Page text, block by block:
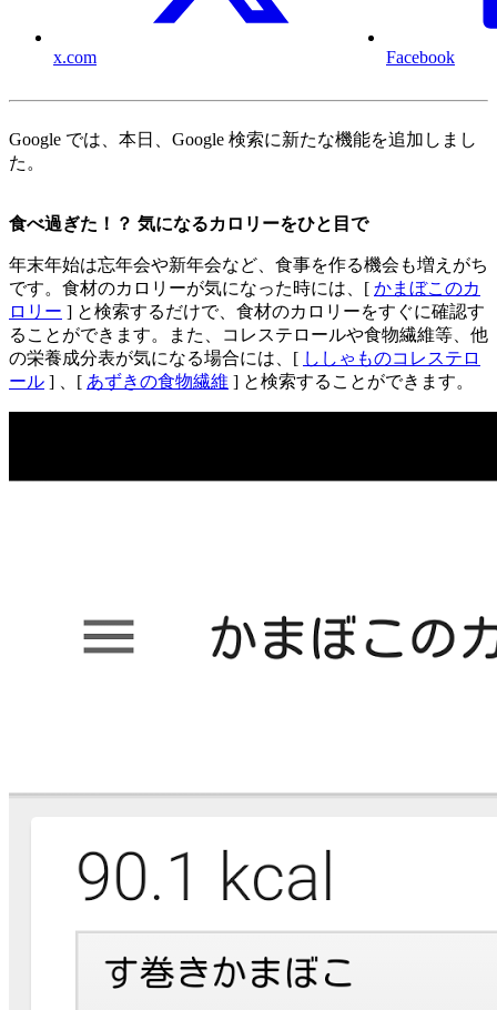
x.com Facebook
Google では、本日、Google 検索に新たな機能を追加しまし
た。
食べ過ぎた！？ 気になるカロリーをひと目で
年末年始は忘年会や新年会など、食事を作る機会も増えがち
です。食材のカロリーが気になった時には、[ かまぼこのカ
ロリー ] と検索するだけで、食材のカロリーをすぐに確認す
ることができます。また、コレステロールや食物繊維等、他
の栄養成分表が気になる場合には、[ ししゃものコレステロ
ール ] 、[ あずきの食物繊維 ] と検索することができます。